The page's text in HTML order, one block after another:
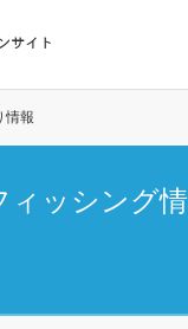
サイト
情報
ッシング